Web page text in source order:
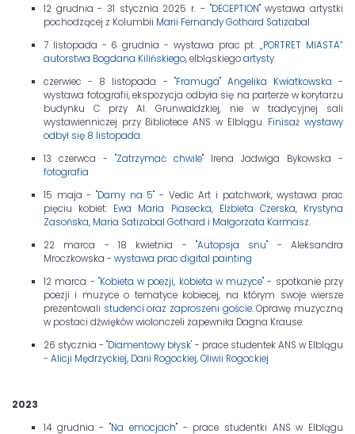
12 grudnia - 31 stycznia 2025 r. - "DECEPTION"wystawa artystki
pochodzącej z Kolumbii Marii Fernandy Gothard Satizabal
7 listopada - 6 grudnia - wystawa prac pt. „PORTRET MIASTA”
autorstwa Bogdana Kilińskiego, elbląskiegoartysty.
czerwiec - 8 listopada - "Framuga" Angelika Kwiatkowska -
wystawa fotografii, ekspozycja odbyła się na parterze w korytarzu
budynku C przy Al. Grunwaldzkiej, nie w tradycyjnej sali
wystawienniczej przy Bibliotece ANS w Elblągu. Finisaż wystawy
odbył się 8 listopada.
13 czerwca - "Zatrzymać chwile" Irena Jadwiga Bykowska -
fotografia
15 maja - "Damy na 5" - Vedic Art i patchwork, wystawa prac
pięciu kobiet: Ewa Maria Piasecka, Elżbieta Czerska, Krystyna
Zasońska, Maria Satizabal Gothard i Małgorzata Karmasz.
22 marca - 18 kwietnia - "Autopsja snu" - Aleksandra
Mroczkowska - wystawa prac digital painting
12 marca - "Kobieta w poezji, kobieta w muzyce" - spotkanie przy
poezji i muzyce o tematyce kobiecej, na którym swoje wiersze
prezentowali studenci oraz zaproszeni goście. Oprawę muzyczną
w postaci dźwięków wiolonczeli zapewniła Dagna Krause.
26 stycznia -"Diamentowy błysk' - prace studentek ANS w Elblągu
- Alicji Mędrzyckiej, Darii Rogockiej, Oliwii Rogockiej
2023
14 grudnia - "Na emocjach" - prace studentki ANS w Elblągu